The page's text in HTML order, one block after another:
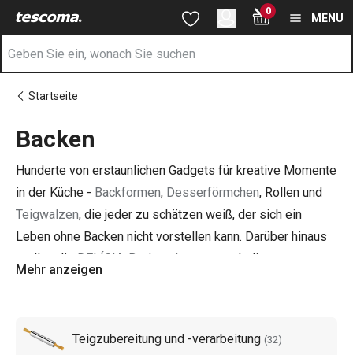
Zum Hauptinhalt springen
Zur Suche springen
Zur Navigation springen 0
MENU
Startseite
Backen
Hunderte von erstaunlichen Gadgets für kreative Momente
in der Küche - Backformen, Desserförmchen, Rollen und
Teigwalzen, die jeder zu schätzen weiß, der sich ein
Leben ohne Backen nicht vorstellen kann. Darüber hinaus
stellen die DELÍCIA-Backwerkzeuge
auch die
anspruchsvollsten Profis zufrieden. Lassen Sie sich in
einer breiten Produktpalette, sondern auch mit vielen
köstlichen Rezepten!
Mehr anzeigen
Teigzubereitung und -verarbeitung (32)